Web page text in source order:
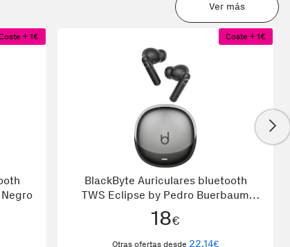
Ver más
+ 1€ Coste + 1€
BlackByte Auriculares bluetooth
TWS Eclipse by Pedro Buerbaum
con cancelación de ruido activa
Negro
18€
Otras ofertas desde 22,14€